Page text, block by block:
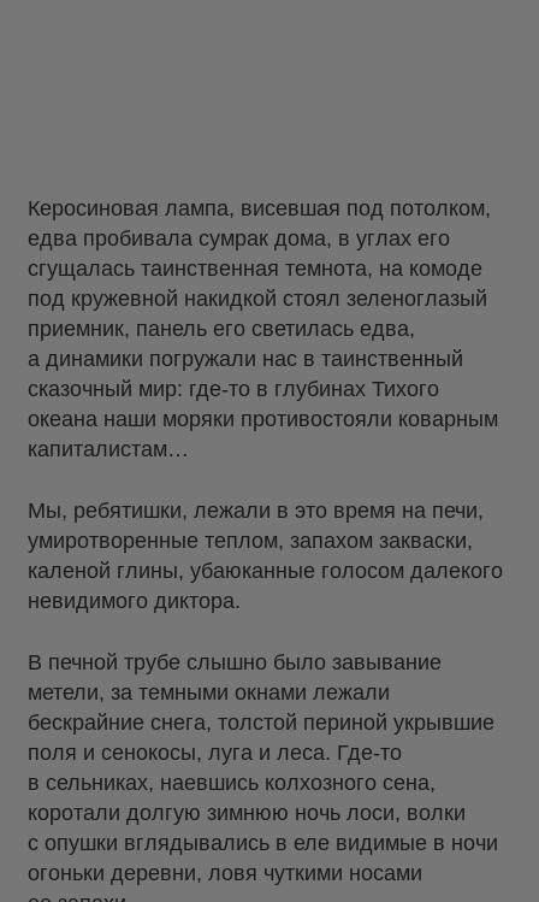
Керосиновая лампа, висевшая под потолком,
едва пробивала сумрак дома, в углах его
сгущалась таинственная темнота, на комоде
под кружевной накидкой стоял зеленоглазый
приемник, панель его светилась едва,
а динамики погружали нас в таинственный
сказочный мир: где-то в глубинах Тихого
океана наши моряки противостояли коварным
капиталистам…
Мы, ребятишки, лежали в это время на печи,
умиротворенные теплом, запахом закваски,
каленой глины, убаюканные голосом далекого
невидимого диктора.
В печной трубе слышно было завывание
метели, за темными окнами лежали
бескрайние снега, толстой периной укрывшие
поля и сенокосы, луга и леса. Где-то
в сельниках, наевшись колхозного сена,
коротали долгую зимнюю ночь лоси, волки
с опушки вглядывались в еле видимые в ночи
огоньки деревни, ловя чуткими носами